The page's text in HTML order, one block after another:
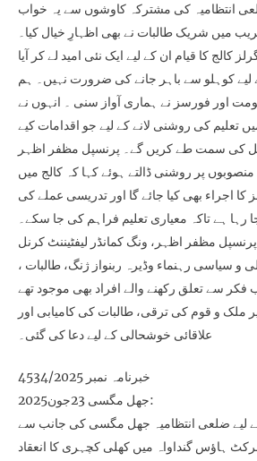
انتظامیہ کی مشترکہ کاوشوں سے یہ خواب
میں شریک طالبات نے بھی اظہارِ خیال کیا۔
کالج کا قیام ان کے لیے ایک نئی امید لے کر آیا
لیے کوہلو سے باہر جانے کی ضرورت نہیں۔ ہم
اور فورسز نے ہماری آواز سنی ۔ انہوں نے
تعلیم کی روشنی لانے کے لیے جو اقدامات کیے
کی سمت طے کریں گے۔ پرنسپل مظفر اظہر
پر روشنی ڈالتے ہوئے کہا کہ کالج میں
اجراء بھی کیا جائے گا اور تدریسی عملے کی
جا رہا ہے تاکہ معیاری تعلیم فراہم کی جا سکے۔
مظفر اظہر، ونگ کمانڈر لیفٹیننٹ کرنل
و سیاسی رہنماء وڈیرہ ربنواز ژنگ، طالبات ،
فکر سے تعلق رکھنے والے افراد بھی موجود تھے
ملک و قوم کی ترقی، طالبات کی کامیابی اور
علاقائی خوشحالی کے لیے دعا کی گئی۔
خبرنامہ نمبر 4534/2025
جھل مگسی 23جون2025:
لیے ضلعی انتظامیہ جھل مگسی کی جانب سے
ہاؤس گنداواہ میں کھلی کچہری کا انعقاد